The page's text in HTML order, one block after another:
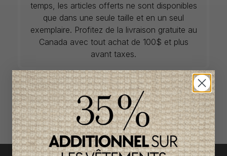
temps, les articles offerts ne sont disponibles
que dans une seule taille et en un seul
exemplaire. Profitez de la livraison gratuite au
Canada avec tout achat de 100$ et plus
avant taxes.
ACCÈS RAPIDE
magasinez par catégorie